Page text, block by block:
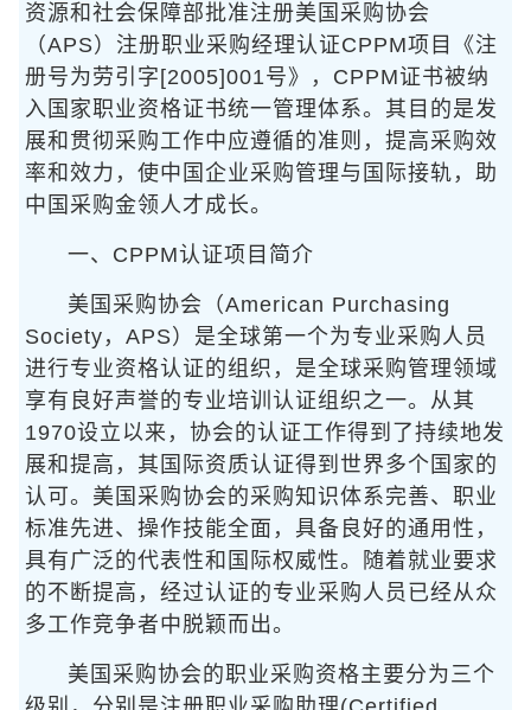
资源和社会保障部批准注册美国采购协会
（APS）注册职业采购经理认证CPPM项目《注
册号为劳引字[2005]001号》，CPPM证书被纳
入国家职业资格证书统一管理体系。其目的是发
展和贯彻采购工作中应遵循的准则，提高采购效
率和效力，使中国企业采购管理与国际接轨，助
中国采购金领人才成长。
一、CPPM认证项目简介
美国采购协会（American Purchasing
Society，APS）是全球第一个为专业采购人员
进行专业资格认证的组织，是全球采购管理领域
享有良好声誉的专业培训认证组织之一。从其
1970设立以来，协会的认证工作得到了持续地发
展和提高，其国际资质认证得到世界多个国家的
认可。美国采购协会的采购知识体系完善、职业
标准先进、操作技能全面，具备良好的通用性，
具有广泛的代表性和国际权威性。随着就业要求
的不断提高，经过认证的专业采购人员已经从众
多工作竞争者中脱颖而出。
美国采购协会的职业采购资格主要分为三个